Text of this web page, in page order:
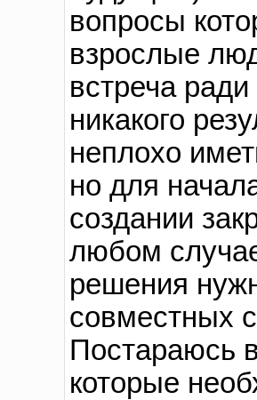
вопросы
взрослые
встреча
никакого
неплохо
но для
создании
любом
решения
совместных
Постараюсь
которые